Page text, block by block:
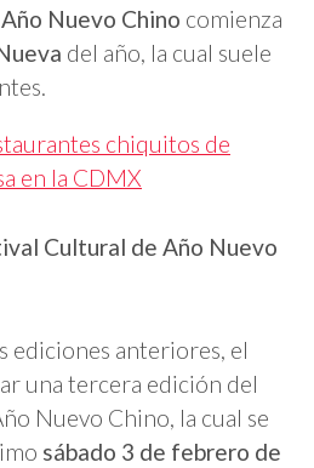
Año Nuevo Chino comienza
del año, la cual suele
chiquitos de
en la CDMX
Cultural de Año Nuevo
ediciones anteriores, el
una tercera edición del
Nuevo Chino, la cual se
sábado 3 de febrero de